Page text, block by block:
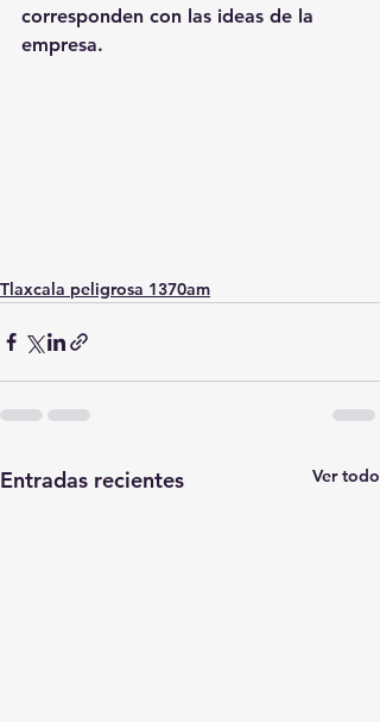
corresponden con las ideas de la
empresa.
Tlaxcala peligrosa 1370am
Entradas recientes Ver todo